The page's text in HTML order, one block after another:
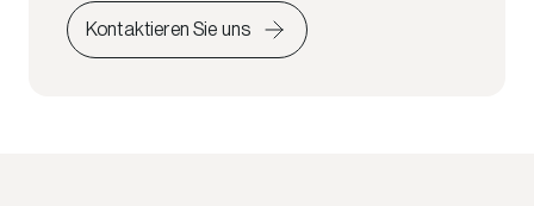
Kontaktieren Sie uns